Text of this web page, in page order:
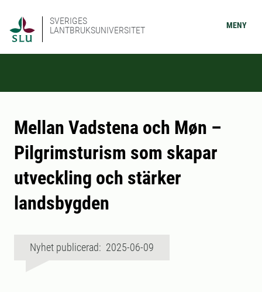
SVERIGES
LANTBRUKSUNIVERSITET
MENY
Mellan Vadstena och Møn –
Pilgrimsturism som skapar
utveckling och stärker
landsbygden
Nyhet publicerad: 2025-06-09